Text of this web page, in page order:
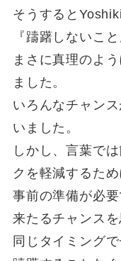
そうすると
『躊躇しないこ
まさに真理のよ
ました。
いろんなチャン
いました。
しかし、言葉で
クを軽減するため
事前の準備が必
来たるチャンス
同じタイミング